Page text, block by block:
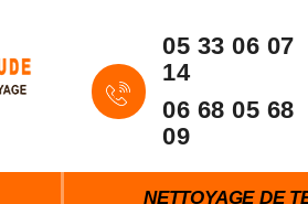
05 33 06 07
14
06 68 05 68
09
NETTOYAGE DE